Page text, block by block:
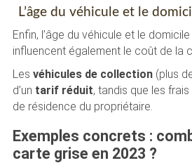
L’âge du véhicule et le
Enfin, l’âge du véhicule et le
influencent également le coût de la
Les véhicules de collection(plus
d’un tarif réduit, tandis que les
de résidence du propriétaire.
Exemples concrets :
carte grise en 2023 ?